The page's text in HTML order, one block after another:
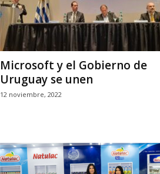
Microsoft y el Gobierno de
Uruguay se unen
12 noviembre, 2022